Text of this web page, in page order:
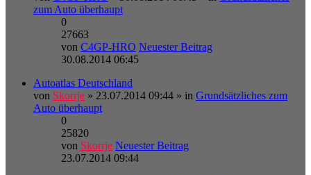
zum Auto überhaupt
0
27663
von C4GP-HRO Neuester Beitrag
30.08.2014 06:45
Autoatlas Deutschland
von Skorrje » 23.07.2014 09:44 » in Grundsätzliches zum
Auto überhaupt
0
25820
von Skorrje Neuester Beitrag
23.07.2014 09:44